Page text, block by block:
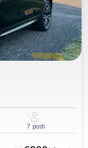
7 posti